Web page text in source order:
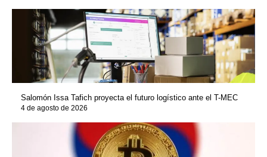
Salomón Issa Tafich proyecta el futuro logístico ante el T-MEC
4 de agosto de 2026